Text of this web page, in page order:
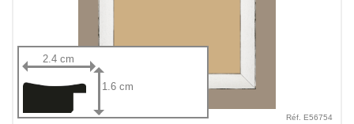
2.4 cm
1.6 cm
Réf. E56754